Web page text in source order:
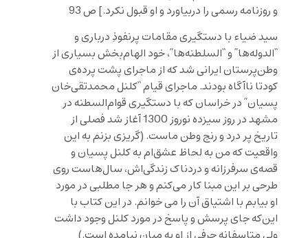
و روزنامه رسمی را دربیاورد و او قبول نکرد.] ص 93
سید ضیاء با دستگیری مقامات پرنفوذِ درباری و
“الدوله‌ها” و “السلطنه‌ها”، خود الهام‌بخش بسیاری از
وطن‌پرستان ایرانی شد که از ماجرای پشت پرده‌ی
کودتا ناآگاه بودند. ماجرای قیام “کلنل محمدتقی‌خان
پسیان” در خراسان که با دستگیری قوام‌السطنه در
مشهد در روز سیزده نوروز 1300 آغاز شد فصلی از
تاریخ پر درد و رنج وطن ماست. (گریزی بزنم به این
واقعیت که من به لحاظ عشق‌ام به کلنل پسیان و
قصه‌ی سرفرزانه و دردناک زندگی‌اش، سال‌هاست روی
طرحی بر این مبنا کار می‌کنم و هر جا مطلبی در مورد
او بیابم با اشتیاق آن را می خوانم. در این کتاب با
این‌که جای پرسش و پاسخ در مورد کلنل وجود داشت